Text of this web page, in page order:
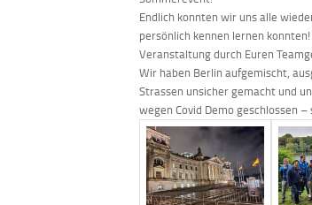
Endlich konnten wir uns alle
persönlich kennen lernen
Veranstaltung durch Euren
Wir haben Berlin aufgemischt,
Strassen unsicher gemacht und
wegen Covid Demo geschlossen